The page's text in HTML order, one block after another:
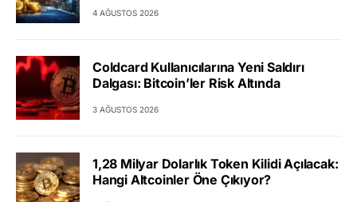
4 AĞUSTOS 2026
Coldcard Kullanıcılarına Yeni Saldırı
Dalgası: Bitcoin’ler Risk Altında
3 AĞUSTOS 2026
1,28 Milyar Dolarlık Token Kilidi Açılacak:
Hangi Altcoinler Öne Çıkıyor?